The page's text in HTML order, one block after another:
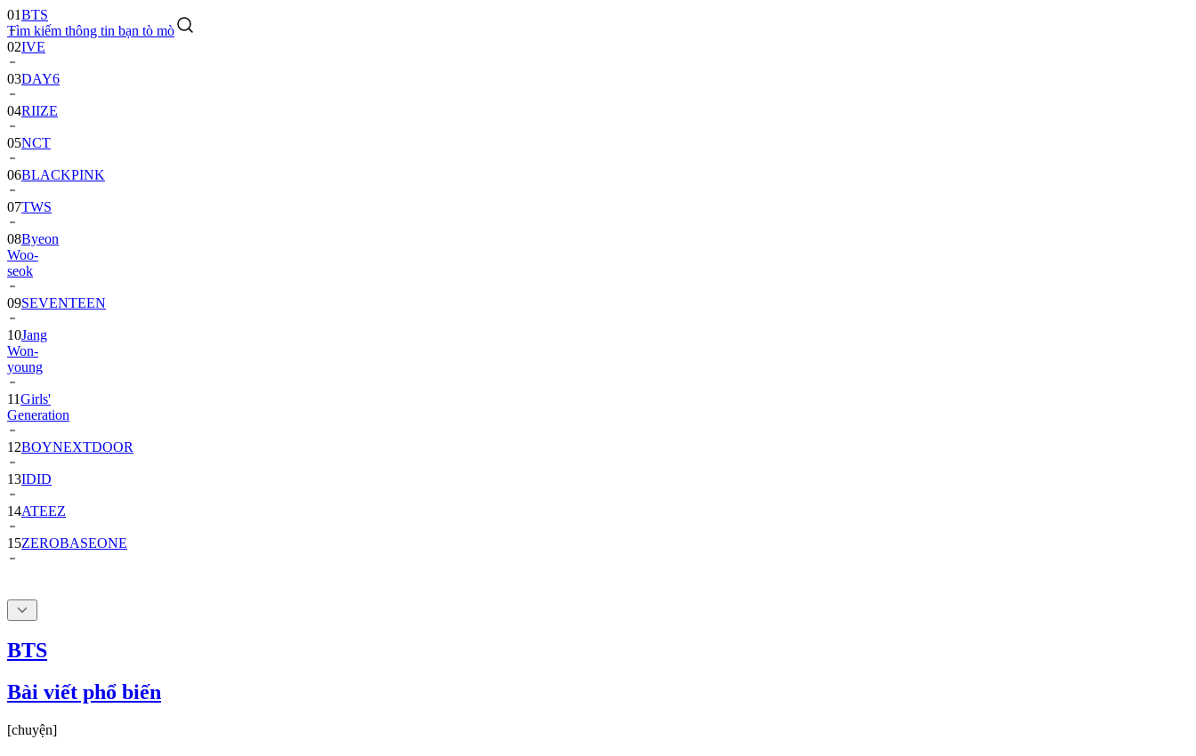
Tìm kiếm thông tin bạn tò mò
02IVE
03DAY6
04RIIZE
05NCT
06BLACKPINK
07TWS
08Byeon
Woo-
seok
09SEVENTEEN
10Jang
Won-
young
11Girls'
Generation
12BOYNEXTDOOR
13IDID
14ATEEZ
15ZEROBASEONE
BTS
Bài viết phổ biến
[chuyện]